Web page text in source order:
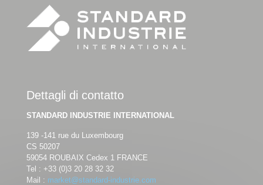
Dettagli di contatto
STANDARD INDUSTRIE INTERNATIONAL
139 -141 rue du Luxembourg
CS 50207
59054 ROUBAIX Cedex 1 FRANCE
Tel : +33 (0)3 20 28 32 32
Mail : market@standard-industrie.com